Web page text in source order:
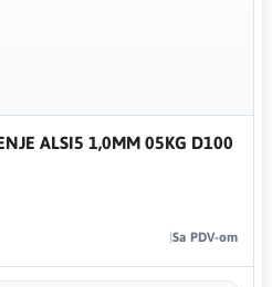
ALSI5 1,0MM 05KG D100
Sa PDV-om